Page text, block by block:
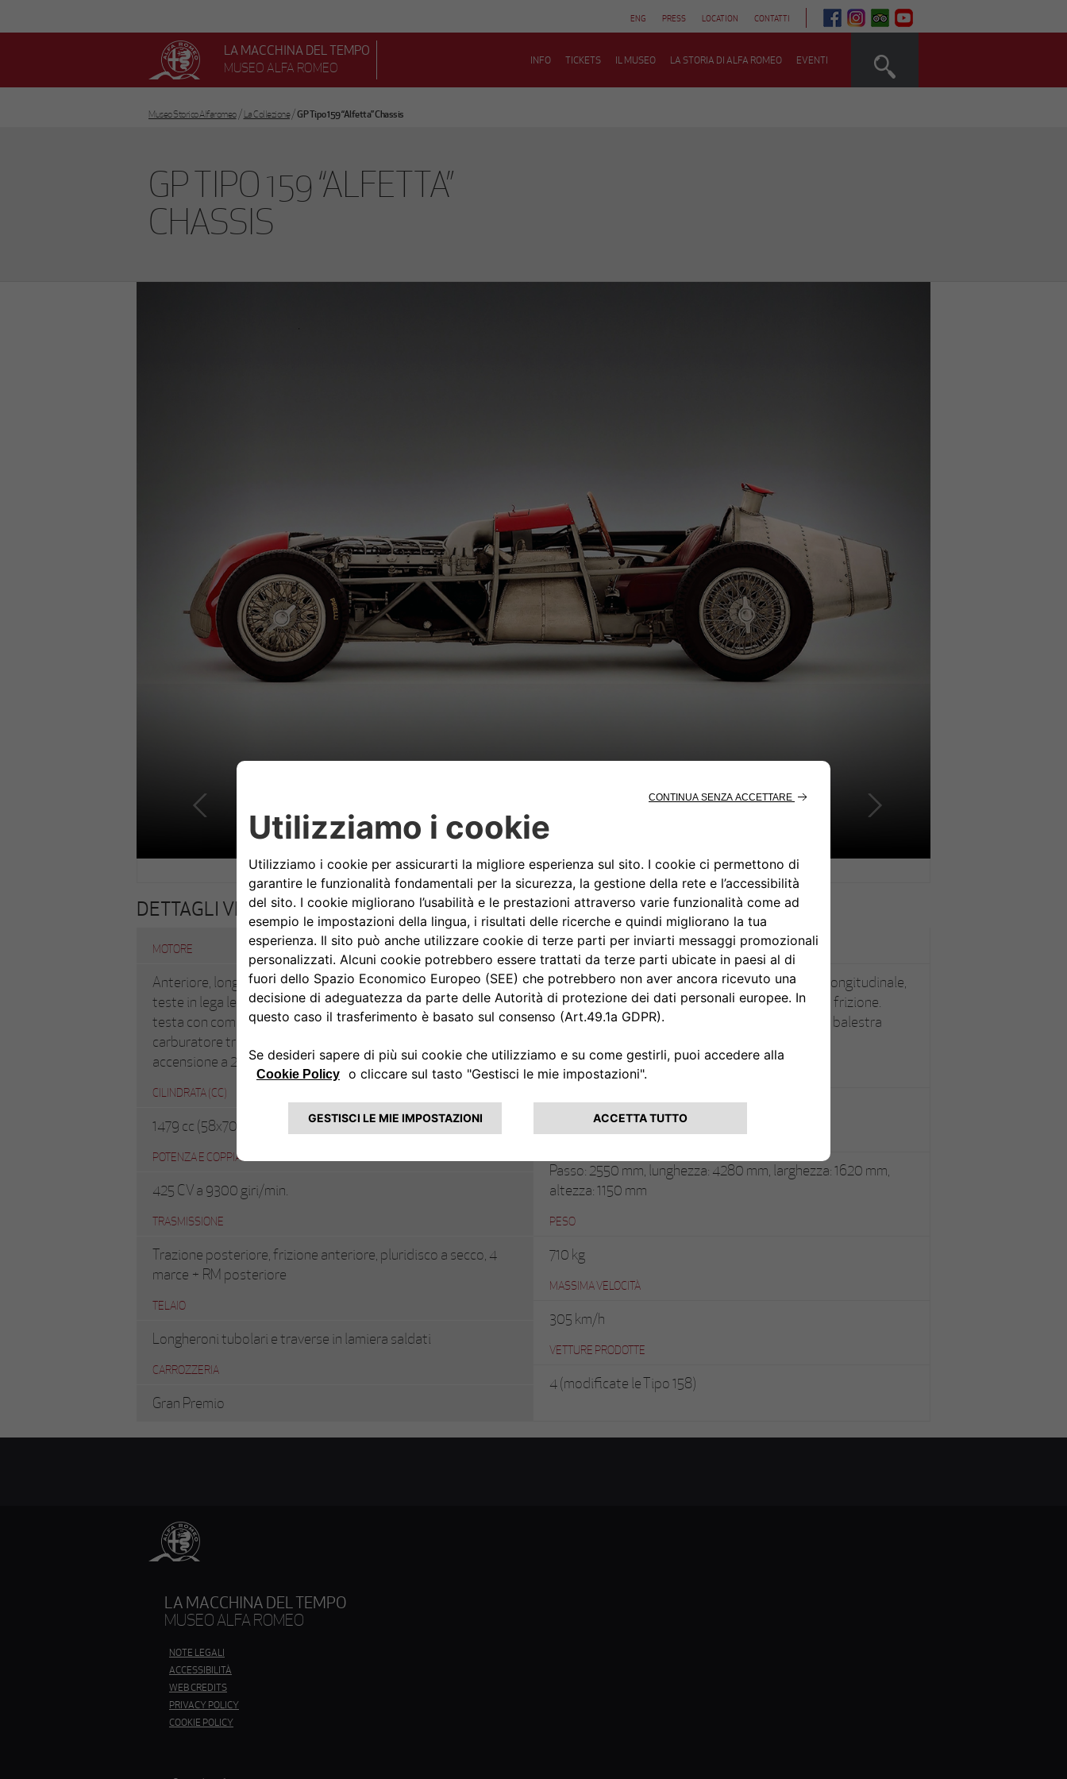
ENG PRESS LOCATION CONTATTI
QUESTO
LINK
APRIRÀ
NUOVA
QUESTO
LINK
APRIRÀ
SCHEDA
QUESTO
LINK
APRIRÀ
NUOVA
SCHEDA
QUESTO
LINK
APRIRÀ
LA MACCHINA DEL TEMPO
MUSEO ALFA ROMEO
INFO TICKETS IL MUSEO LA STORIA DI ALFA ROMEO EVENTI
Museo Storico Alfaromeo/ La Collezione/GP Tipo 159 “Alfetta” Chassis
GP TIPO 159 “ALFETTA”
CHASSIS
DETTAGLI VETTURA
MOTORE
Anteriore, longitudinale verticale, 8 cilindri in linea, biblocco e
teste in lega leggera, 2 valvole per cilindro, 2 alberi a camme in
testa con comando a ingranaggi. Alimentazione a 1
carburatore triplo corpo e 1 compressorie volumentrico,
accensione a 2 magneti, lubrificazione a carter secco.
CILINDRATA (CC)
1479 cc (58x70 mm)
POTENZA E COPPIA
425 CV a 9300 giri/min.
TRASMISSIONE
Trazione posteriore, frizione anteriore, pluridisco a secco, 4
marce + RM posteriore
TELAIO
Longheroni tubolari e traverse in lamiera saldati
CARROZZERIA
Gran Premio
SOSPENSIONI
Anteriore: ruote indipendenti, parallelogramma longitudinale,
balestra trasversale, ammortizzatori idraulici e a frizione.
Posteriore: assale De Dion, puntoni longitudinali, balestra
FRENI
Idraulici, a tamburo sulle 4 ruote
DIMENSIONI
Passo: 2550 mm, lunghezza: 4280 mm, larghezza: 1620 mm,
altezza: 1150 mm
PESO
710 kg
MASSIMA VELOCITÀ
305 km/h
VETTURE PRODOTTE
4 (modificate le Tipo 158)
LA MACCHINA DEL TEMPO
MUSEO ALFA ROMEO
NOTE LEGALI
LINK
APRIRÀ
UNA
NUOVA
SCHEDA
ACCESSIBILITÀ
WEB CREDITSQUESTO
LINK
APRIRÀ
UNA
PRIVACY POLICYQUESTO
COOKIE POLICY